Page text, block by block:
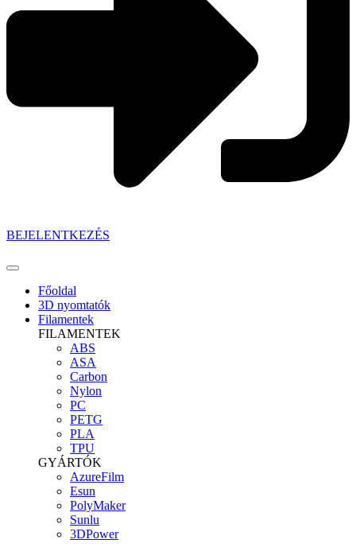
BEJELENTKEZÉS
Főoldal
3D nyomtatók
Filamentek
FILAMENTEK
ABS
ASA
Carbon
Nylon
PC
PETG
PLA
TPU
GYÁRTÓK
AzureFilm
Esun
PolyMaker
Sunlu
3DPower